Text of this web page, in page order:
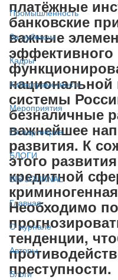
Промышленность
За рубежом
Кадры
Киберграмотность
Мероприятия
От партнёров
БЛОГИ
BIS JOURNAL
Главная
О журнале
Авторы
Блоги
платёжные
банковские
важные
эффективного
национальной
системы
безналичные
важнейшее
развития. К
этого
кредитной
Необходимо
тенденции,
преступности.